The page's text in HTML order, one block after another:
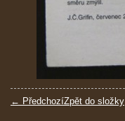
← PředchozíZpět do složky